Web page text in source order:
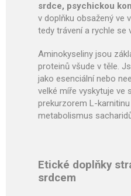
srdce, psychickou
v doplňku obsažený ve
tedy trávení a rychle se
Aminokyseliny jsou
proteinů všude v těle.
jako esenciální nebo
velké míře vyskytuje ve
prekurzorem L-
metabolismus
Etické doplňky
srdcem